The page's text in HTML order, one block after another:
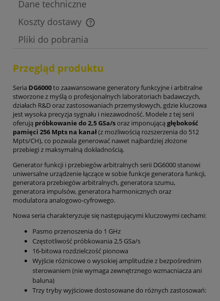
Dane techniczne
Koszty dostawy
Cena nie zawiera ewentualnych kosztów płatności
Pliki do pobrania
Przegląd produktu
Seria DG6000to zaawansowane generatory funkcyjne i arbitralne
stworzone z myślą o profesjonalnych laboratoriach badawczych,
działach R&D oraz zastosowaniach przemysłowych, gdzie kluczowa
jest wysoka precyzja sygnału i niezawodność. Modele z tej serii
oferują próbkowanie do 2,5 GSa/soraz imponującą głębokość
pamięci 256 Mpts na kanał(z możliwością rozszerzenia do 512
Mpts/CH), co pozwala generować nawet najbardziej złożone
przebiegi z maksymalną dokładnością.
Generator funkcji i przebiegów arbitralnych serii DG6000 stanowi
uniwersalne urządzenie łączące w sobie funkcje generatora funkcji,
generatora przebiegów arbitralnych, generatora szumu,
generatora impulsów, generatora harmonicznych oraz
modulatora analogowo-cyfrowego.
Nowa seria charakteryzuje się następującymi kluczowymi cechami:
Pasmo przenoszenia do 1 GHz
Częstotliwość próbkowania 2,5 GSa/s
16-bitowa rozdzielczość pionowa
Wyjście różnicowe o wysokiej amplitudzie z bezpośrednim
sterowaniem (nie wymaga zewnętrznego wzmacniacza ani
baluna)
Trzy tryby wyjściowe dostosowane do różnych zastosowań: